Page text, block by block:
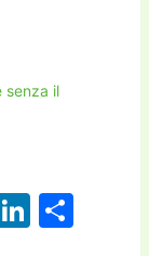
senza il
Li